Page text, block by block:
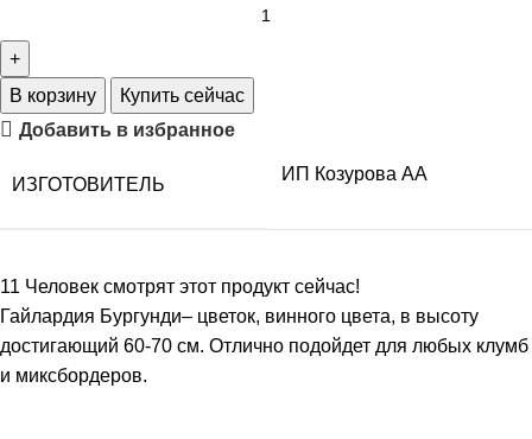
В корзину
Купить сейчас
Добавить в избранное
ИЗГОТОВИТЕЛЬ
ИП Козурова АА
11 Человек смотрят этот продукт сейчас!
Гайлардия Бургунди– цветок, винного цвета, в высоту
достигающий 60-70 см. Отлично подойдет для любых клумб
и миксбордеров.